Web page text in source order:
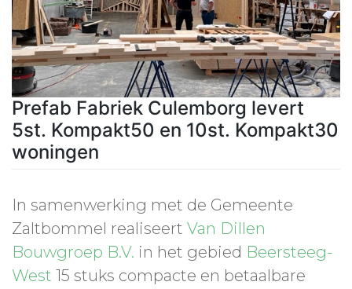
Prefab Fabriek Culemborg levert
5st. Kompakt50 en 10st. Kompakt30
woningen
In samenwerking met de Gemeente
Zaltbommel realiseert Van Dillen
Bouwgroep B.V. in het gebied Beersteeg-
West 15 stuks compacte en betaalbare